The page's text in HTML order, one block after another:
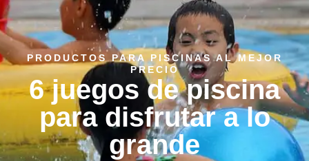
PRODUCTOS PARA PISCINAS AL MEJOR
PRECIO
6 juegos de piscina
para disfrutar a lo
grande